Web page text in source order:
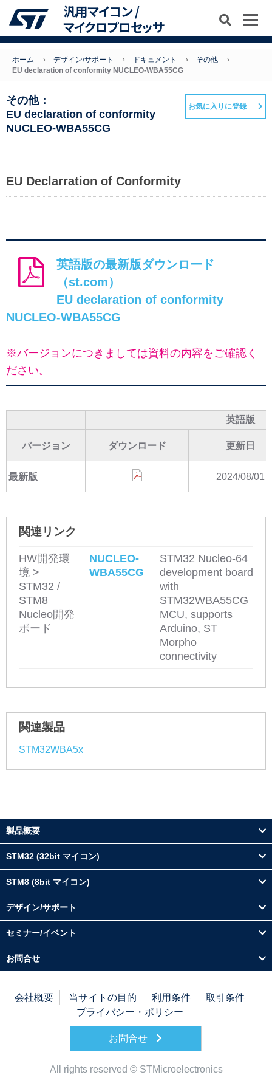
汎用マイコン /
マイクロプロセッサ
ホーム デザイン/サポート ドキュメント
その他
EU declaration of conformity NUCLEO-WBA55CG
その他：
EU declaration of conformity
NUCLEO-WBA55CG
お気に入りに登録
EU Declarration of Conformity
英語版の最新版ダウンロード
（st.com）
EU declaration of conformity
NUCLEO-WBA55CG
※バージョンにつきましては資料の内容をご確認く
ださい。
英語版
バージョン ダウンロード 更新日
最新版 2024/08/01
関連リンク
HW開発環
境 >
STM32 /
STM8
Nucleo開発
ボード
NUCLEO-
WBA55CG
STM32 Nucleo-64
development board
with
STM32WBA55CG
MCU, supports
Arduino, ST
Morpho
connectivity
関連製品
STM32WBA5x
製品概要
STM32 (32bit マイコン)
STM8 (8bit マイコン)
デザイン/サポート
セミナー/イベント
お問合せ
お問合せ
All rights reserved © STMicroelectronics
会社概要 当サイトの目的 利用条件
取引条件
プライバシー・ポリシー